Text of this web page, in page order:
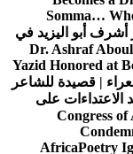
Somma…
أشرف أبو اليزيد في
Dr. Ashraf
Yazid Honored at
| قصيدة للشاعر
الاعتداءات على
Congress
AfricaPoetry